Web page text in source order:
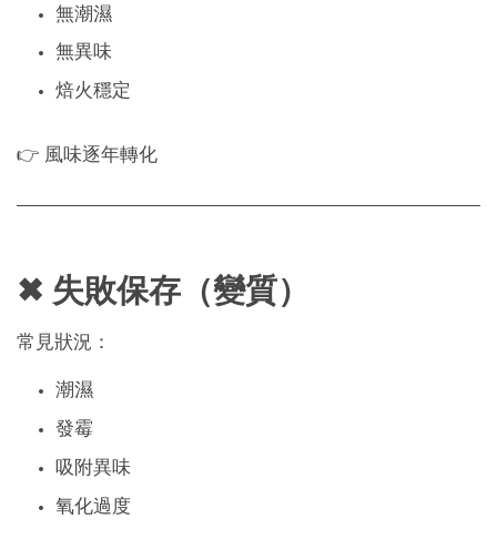
無潮濕
無異味
焙火穩定
👉 風味逐年轉化
✖ 失敗保存（變質）
常見狀況：
潮濕
發霉
吸附異味
氧化過度